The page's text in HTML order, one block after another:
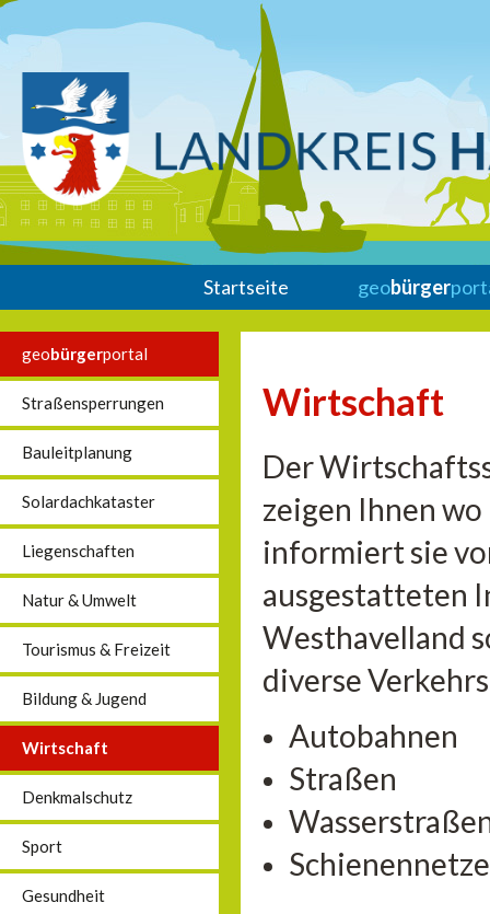
Startseite geobürger
geobürgerportal
Straßensperrungen
Bauleitplanung
Solardachkataster
Liegenschaften
Natur & Umwelt
Tourismus & Freizeit
Bildung & Jugend
Wirtschaft
Denkmalschutz
Sport
Gesundheit
Wirtschaft
Der
zeigen Ihnen
informiert sie
ausgestatteten
Westhavelland
diverse
Autobahnen
Straßen
Schienennetze